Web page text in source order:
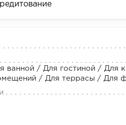
ванной / Для гостиной / Для
/ Для террасы / Для